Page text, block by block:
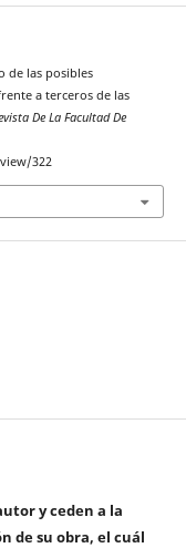
de las posibles
a terceros de las
De La Facultad De
322
y ceden a la
de su obra, el cuál